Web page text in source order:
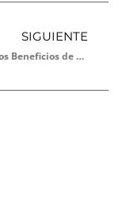
SIGUIENTE
Descubre los Beneficios de Nuestros Ductos Metálicos para tu Empresa